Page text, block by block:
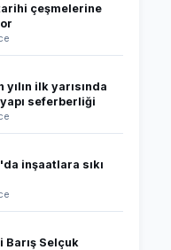
çeşmelerine
yılın ilk yarısında
seferberliği
inşaatlara sıkı
Barış Selçuk